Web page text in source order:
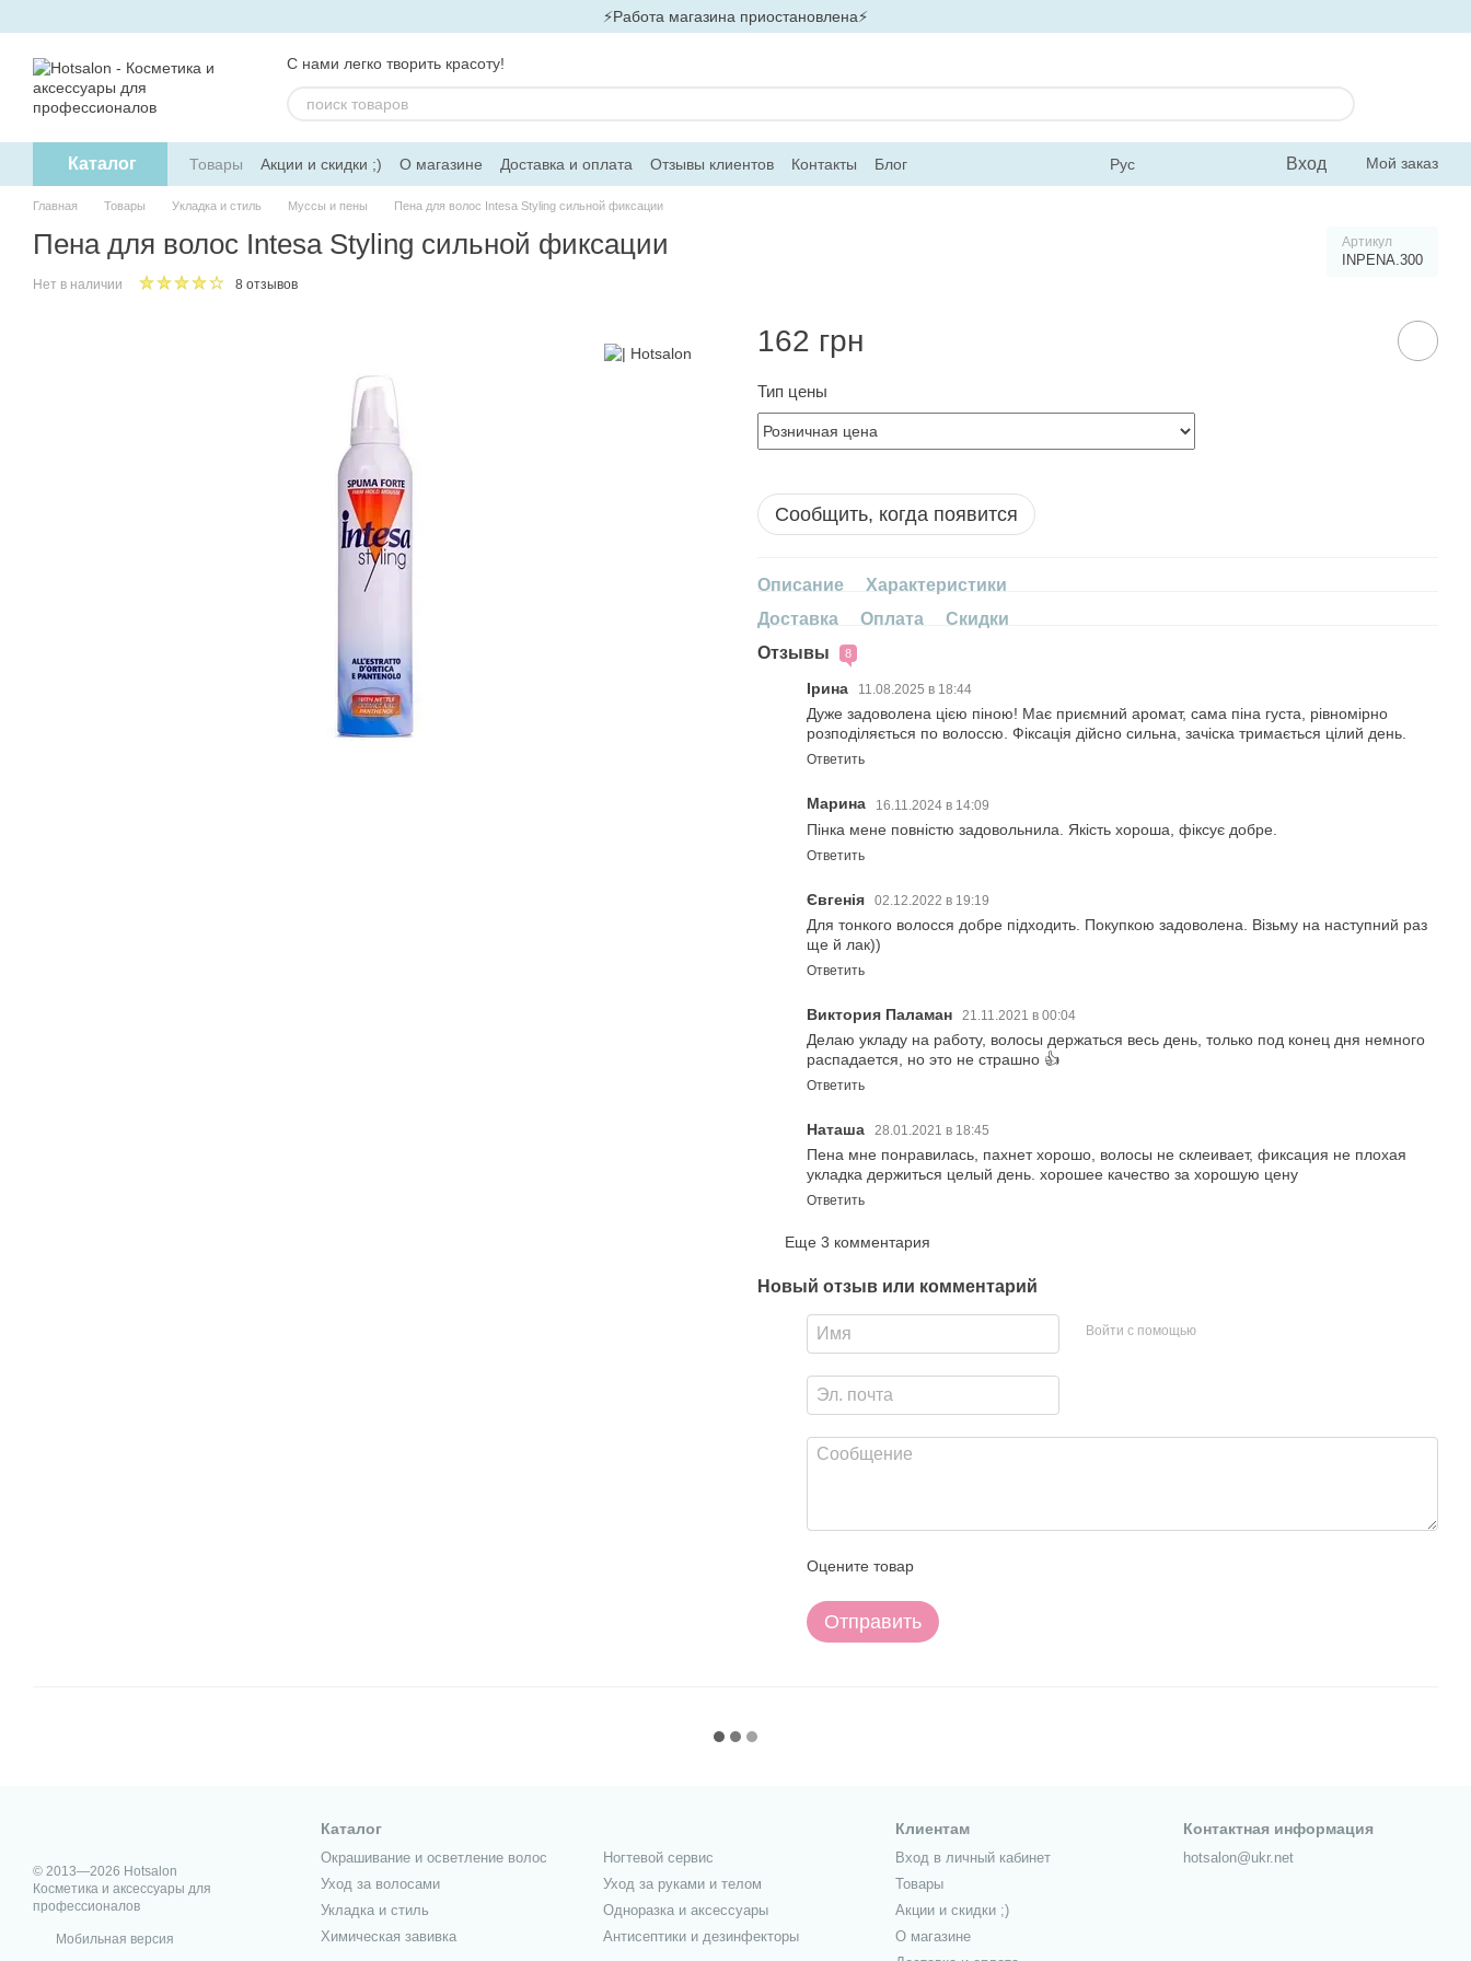
⚡Работа магазина приостановлена⚡
С нами легко творить красоту!
Каталог Товары Акции и скидки ;) О магазине Доставка и оплата Отзывы клиентов Контакты Блог Рус Вход Мой заказ
Главная Товары Укладка и стиль Муссы и пены Пена для волос Intesa Styling сильной фиксации
Пена для волос Intesa Styling сильной фиксации Артикул
INPENA.300
Нет в наличии 8 отзывов
162 грн
Тип цены
Сообщить, когда появится
Описание
Характеристики
Доставка
Оплата
Скидки
Отзывы
8
Ірина 11.08.2025 в 18:44
Дуже задоволена цією піною! Має приємний аромат, сама піна густа, рівномірно
розподіляється по волоссю. Фіксація дійсно сильна, зачіска тримається цілий день.
Ответить
Марина 16.11.2024 в 14:09
Пінка мене повністю задовольнила. Якість хороша, фіксує добре.
Ответить
Євгенія 02.12.2022 в 19:19
Для тонкого волосся добре підходить. Покупкою задоволена. Візьму на наступний раз
ще й лак))
Ответить
Виктория Паламан 21.11.2021 в 00:04
Делаю укладу на работу, волосы держаться весь день, только под конец дня немного
распадается, но это не страшно 👍
Ответить
Наташа 28.01.2021 в 18:45
Пена мне понравилась, пахнет хорошо, волосы не склеивает, фиксация не плохая
укладка держиться целый день. хорошее качество за хорошую цену
Ответить
Еще 3 комментария
Новый отзыв или комментарий
Войти с помощью
Оцените товар
Отправить
© 2013—2026 Hotsalon
Косметика и аксессуары для
профессионалов
Мобильная версия
Каталог
Окрашивание и осветление волос
Уход за волосами
Укладка и стиль
Химическая завивка
Ногтевой сервис
Уход за руками и телом
Одноразка и аксессуары
Антисептики и дезинфекторы
Клиентам
Вход в личный кабинет
Товары
Акции и скидки ;)
О магазине
Контактная информация
hotsalon@ukr.net